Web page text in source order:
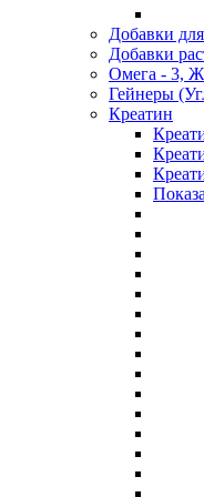
Добавки
Добавки
Омега - 3,
Гейнеры
Креатин